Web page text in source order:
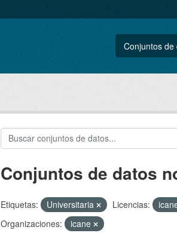
Conjuntos de
Conjuntos de datos
Etiquetas: Universitaria Licencias:
Organizaciones:
icane